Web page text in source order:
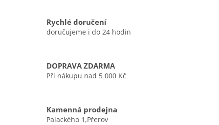
d
p
r
v
Rychlé doručení
doručujeme i do 24 hodin
DOPRAVA ZDARMA
Při nákupu nad 5 000 Kč
Kamenná prodejna
Palackého 1,Přerov